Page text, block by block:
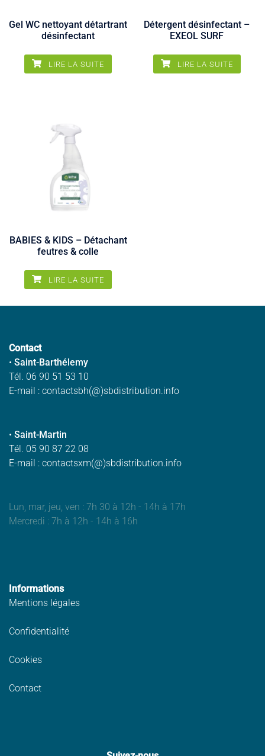
Gel WC nettoyant détartrant
désinfectant
LIRE LA SUITE
Détergent désinfectant –
EXEOL SURF
LIRE LA SUITE
BABIES & KIDS – Détachant
feutres & colle
LIRE LA SUITE
Contact
• Saint-Barthélemy
Tél. 06 90 51 53 10
E-mail : contactsbh(@)sbdistribution.info
• Saint-Martin
Tél. 05 90 87 22 08
E-mail : contactsxm(@)sbdistribution.info
Lun, mar, jeu, ven : 7h 30 à 12h - 14h à 17h
Mercredi : 7h à 12h - 14h à 16h
Informations
Mentions légales
Confidentialité
Cookies
Contact